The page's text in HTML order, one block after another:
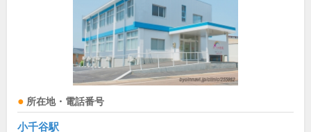
所在地・電話番号
小千谷駅